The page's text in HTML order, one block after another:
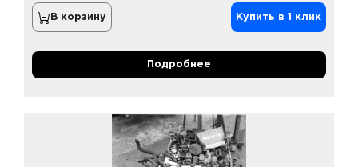
В корзину Купить в 1 клик
Подробнее